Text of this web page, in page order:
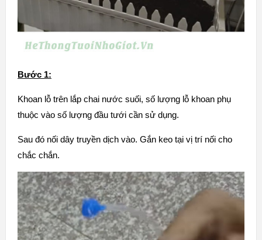
Bước 1:
Khoan lỗ trên lắp chai nước suối, số lượng lỗ khoan phụ
thuộc vào số lượng đầu tưới cần sử dụng.
Sau đó nối dây truyền dịch vào. Gắn keo tại vị trí nối cho
chắc chắn.